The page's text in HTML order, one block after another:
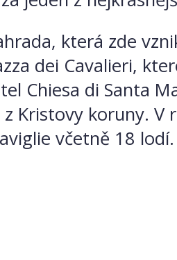
která zde
dei Cavalieri,
Chiesa di Santa
Kristovy koruny.
včetně 18 lodí.